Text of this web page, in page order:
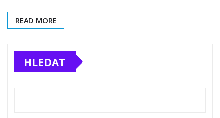
READ MORE
HLEDAT